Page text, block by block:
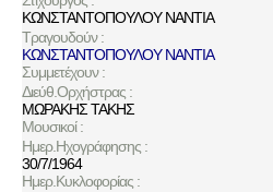
ΚΩΝΣΤΑΝΤΟΠΟΥΛΟΥ ΝΑΝΤΙΑ
Τραγουδούν :
ΚΩΝΣΤΑΝΤΟΠΟΥΛΟΥ ΝΑΝΤΙΑ
Συμμετέχουν :
Διεύθ.Ορχήστρας :
ΜΩΡΑΚΗΣ ΤΑΚΗΣ
Μουσικοί :
Ημερ.Ηχογράφησης :
30/7/1964
Ημερ.Κυκλοφορίας :